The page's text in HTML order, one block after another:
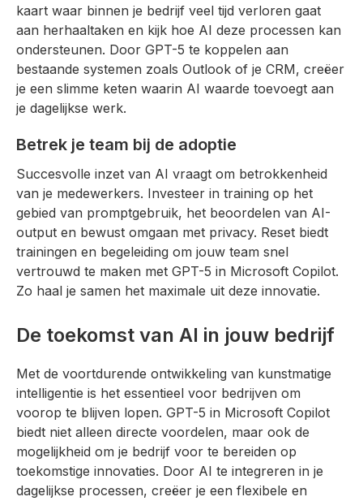
kaart waar binnen je bedrijf veel tijd verloren gaat
aan herhaaltaken en kijk hoe AI deze processen kan
ondersteunen. Door GPT-5 te koppelen aan
bestaande systemen zoals Outlook of je CRM, creëer
je een slimme keten waarin AI waarde toevoegt aan
je dagelijkse werk.
Betrek je team bij de adoptie
Succesvolle inzet van AI vraagt om betrokkenheid
van je medewerkers. Investeer in training op het
gebied van promptgebruik, het beoordelen van AI-
output en bewust omgaan met privacy. Reset biedt
trainingen en begeleiding om jouw team snel
vertrouwd te maken met GPT-5 in Microsoft Copilot.
Zo haal je samen het maximale uit deze innovatie.
De toekomst van AI in jouw bedrijf
Met de voortdurende ontwikkeling van kunstmatige
intelligentie is het essentieel voor bedrijven om
voorop te blijven lopen. GPT-5 in Microsoft Copilot
biedt niet alleen directe voordelen, maar ook de
mogelijkheid om je bedrijf voor te bereiden op
toekomstige innovaties. Door AI te integreren in je
dagelijkse processen, creëer je een flexibele en